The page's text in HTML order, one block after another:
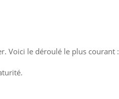
Voici le déroulé le plus courant :